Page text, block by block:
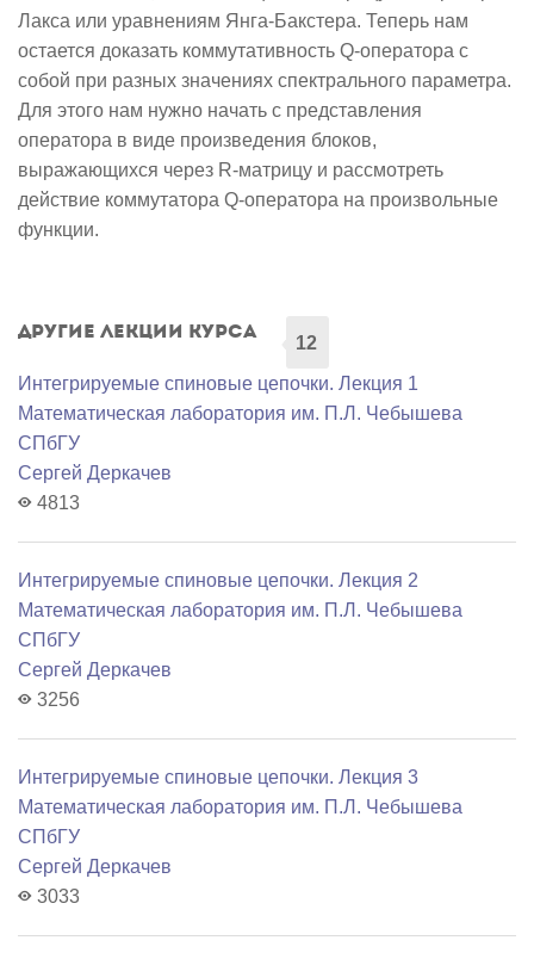
Лакса или уравнениям Янга-Бакстера. Теперь нам
остается доказать коммутативность Q-оператора с
собой при разных значениях спектрального параметра.
Для этого нам нужно начать с представления
оператора в виде произведения блоков,
выражающихся через R-матрицу и рассмотреть
действие коммутатора Q-оператора на произвольные
функции.
Другие лекции курса
12
Интегрируемые спиновые цепочки. Лекция 1
Математичеcкая лаборатория им. П.Л. Чебышева
СПбГУ
Сергей Деркачев
4813
Интегрируемые спиновые цепочки. Лекция 2
Математичеcкая лаборатория им. П.Л. Чебышева
СПбГУ
Сергей Деркачев
3256
Интегрируемые спиновые цепочки. Лекция 3
Математичеcкая лаборатория им. П.Л. Чебышева
СПбГУ
Сергей Деркачев
3033